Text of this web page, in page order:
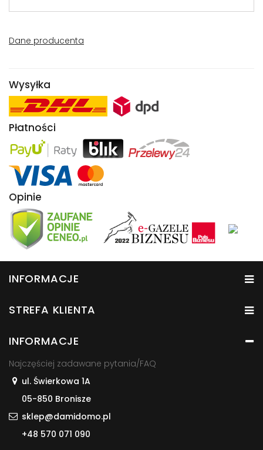
Dane producenta
Wysyłka
Płatności
Opinie
INFORMACJE
STREFA KLIENTA
INFORMACJE
Najczęściej zadawane pytania/FAQ
ul. Świerkowa 1A
05-850 Bronisze
sklep@damidomo.pl
+48 570 071 090